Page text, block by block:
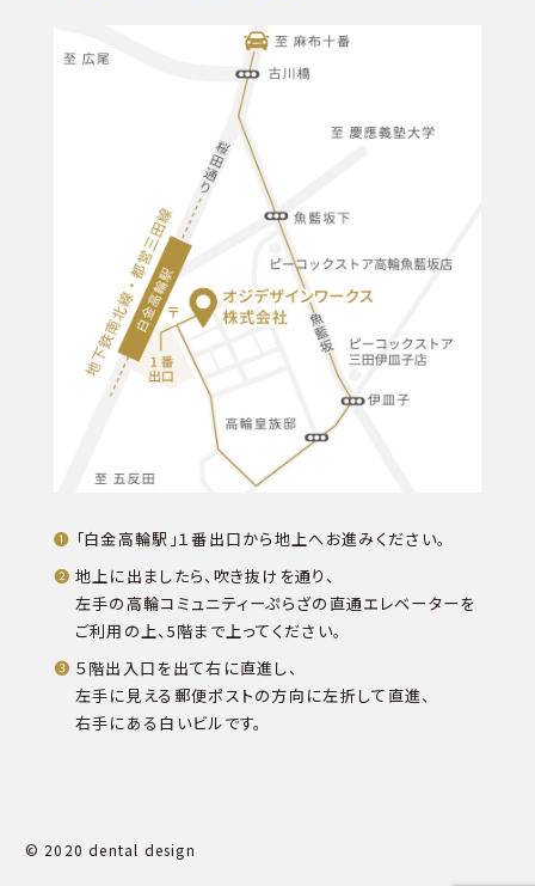
「白金高輪駅」１番出口から地上へお進みください。
地上に出ましたら、吹き抜けを通り、
左手の高輪コミュニティーぷらざの直通エレベーターを
ご利用の上、5階まで上ってください。
５階出入口を出て右に直進し、
左手に見える郵便ポストの方向に左折して直進、
右手にある白いビルです。
© 2020 dental design